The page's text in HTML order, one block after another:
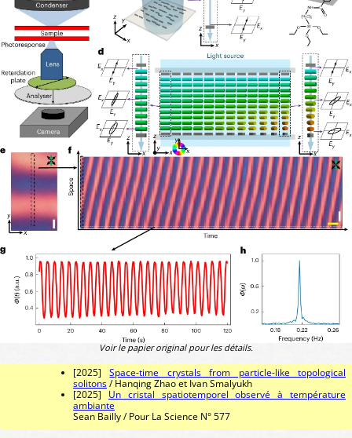
Voir le papier original pour les détails.
[2025]Space-time crystals from particle-like topological
solitons/ Hanqing Zhao et Ivan Smalyukh
[2025] Un cristal spatiotemporel observé à température
ambiante
Sean Bailly / Pour La Science N° 577